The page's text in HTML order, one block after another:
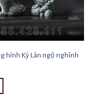
hình Kỳ Lân ngộ nghĩnh